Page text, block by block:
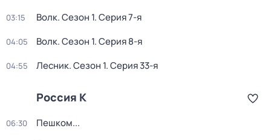
03:15 Волк. Сезон 1. Серия 7-я
04:05 Волк. Сезон 1. Серия 8-я
04:55 Лесник. Сезон 1. Серия 33-я
Россия К
06:30 Пешком...